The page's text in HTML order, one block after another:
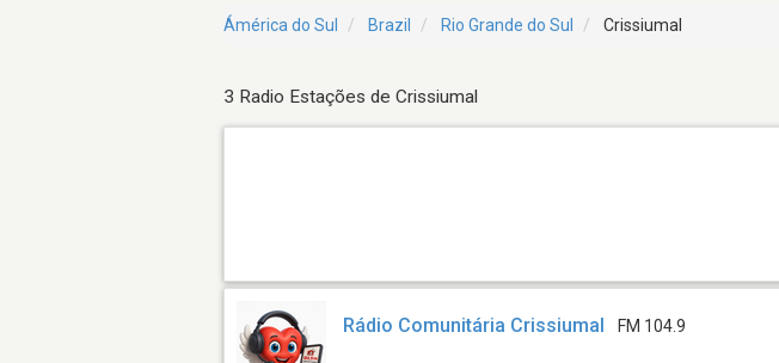
Ámérica do Sul Brazil Rio Grande do Sul Crissiumal
3 Radio Estações de Crissiumal
Rádio Comunitária Crissiumal FM 104.9